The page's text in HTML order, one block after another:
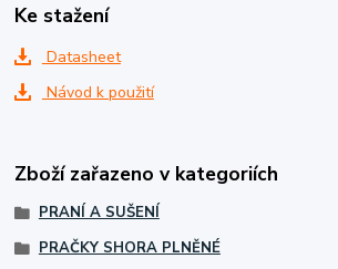
Ke stažení
Datasheet
Návod k použití
Zboží zařazeno v kategoriích
PRANÍ A SUŠENÍ
PRAČKY SHORA PLNĚNÉ